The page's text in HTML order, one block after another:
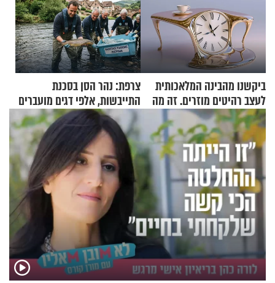
ביקשנו מהבינה המלאכותית
לעצב רהיטים מוזרים. זה מה
שיצא
צרפת: נהר הסן בסכנת
התייבשות, אלפי דגים מועברים
במבצעי חילוץ